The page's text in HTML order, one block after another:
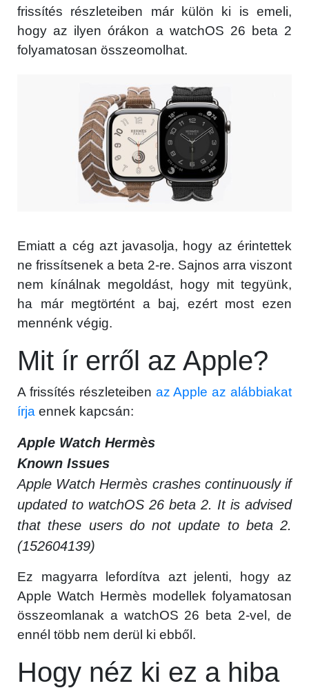
frissítés részleteiben már külön ki is emeli,
hogy az ilyen órákon a watchOS 26 beta 2
folyamatosan összeomolhat.
Emiatt a cég azt javasolja, hogy az érintettek
ne frissítsenek a beta 2-re. Sajnos arra viszont
nem kínálnak megoldást, hogy mit tegyünk,
ha már megtörtént a baj, ezért most ezen
mennénk végig.
Mit ír erről az Apple?
A frissítés részleteiben az Apple az alábbiakat
írja ennek kapcsán:
Apple Watch Hermès
Known Issues
Apple Watch Hermès crashes continuously if
updated to watchOS 26 beta 2. It is advised
that these users do not update to beta 2.
(152604139)
Ez magyarra lefordítva azt jelenti, hogy az
Apple Watch Hermès modellek folyamatosan
összeomlanak a watchOS 26 beta 2-vel, de
ennél több nem derül ki ebből.
Hogy néz ki ez a hiba